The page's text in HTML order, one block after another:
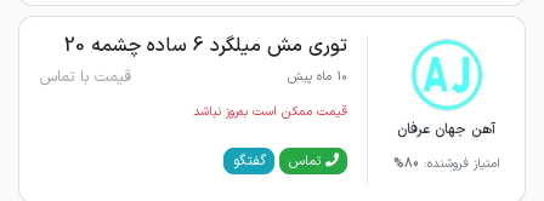
آهن جهان عرفان
امتیاز فروشنده: 80%
توری مش میلگرد 6 ساده چشمه 20
10 ماه پیش قیمت با تماس
قیمت ممکن است به‌روز نباشد
تماس گفتگو